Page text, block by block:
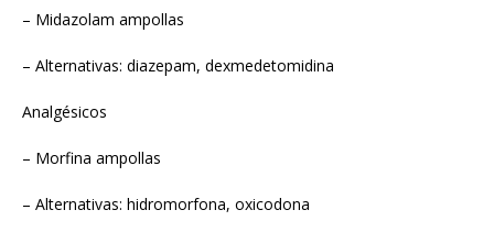
– Midazolam ampollas
– Alternativas: diazepam, dexmedetomidina
Analgésicos
– Morfina ampollas
– Alternativas: hidromorfona, oxicodona